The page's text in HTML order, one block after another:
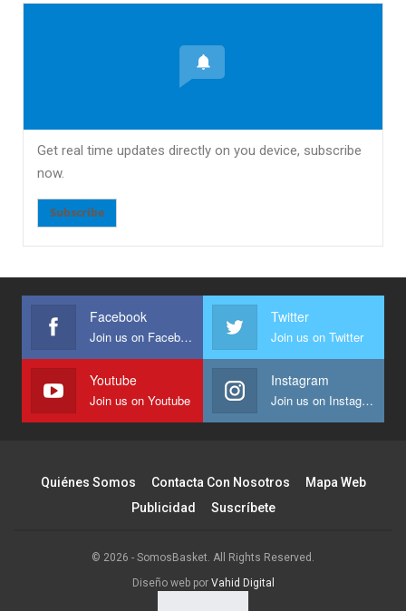
Get real time updates directly on you device, subscribe
now.
Subscribe
Facebook
Join us on Facebook
Twitter
Join us on Twitter
Youtube
Join us on Youtube
Instagram
Join us on Instagram
Quiénes Somos Contacta Con Nosotros
Mapa Web
Publicidad
Suscríbete
© 2026 - SomosBasket. All Rights Reserved.
Diseño web por Vahid Digital